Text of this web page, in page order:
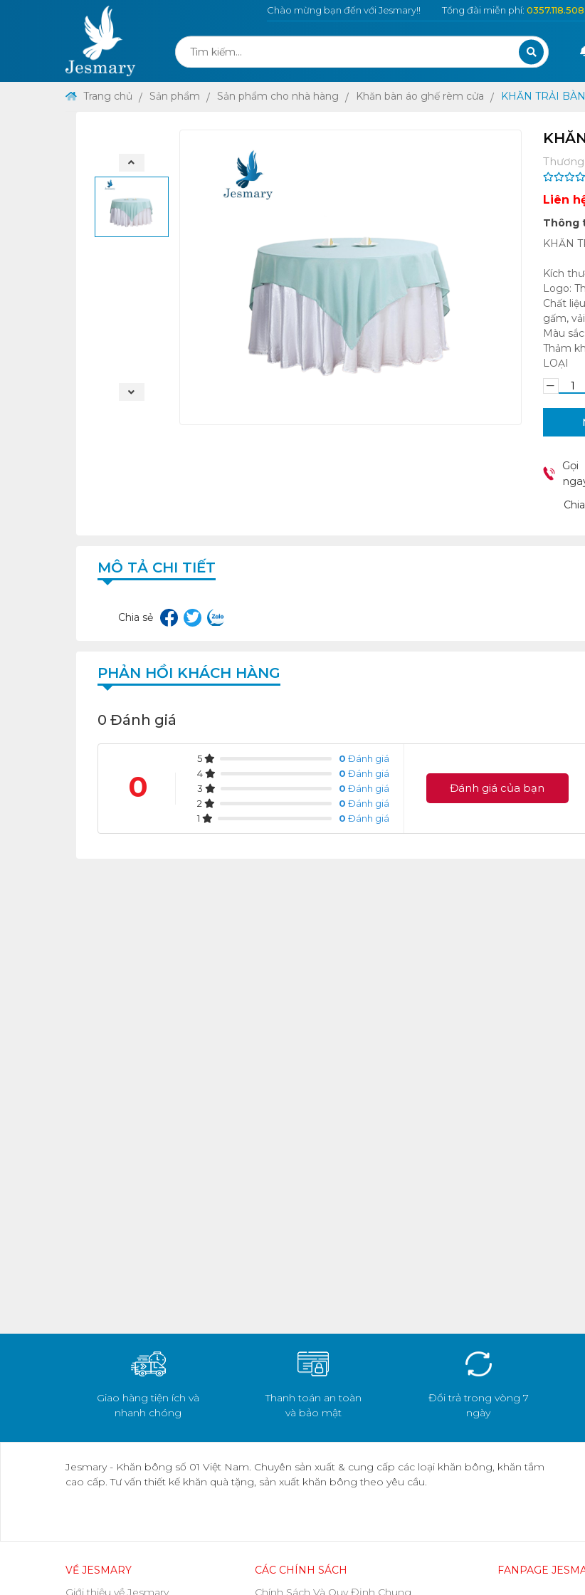
Chào mừng bạn đến với Jesmary!! Tổng đài miễn phí:
Trang chủ Sản phẩm Sản phẩm cho nhà hàng Khăn bàn áo ghế rèm cửa KHĂN TRẢI
Liên
Thông
KHĂN
Kích
Logo:
Chất
gấm,
Màu
Thảm
LOẠI
Gọi
MÔ TẢ CHI TIẾT
Chia sẻ
PHẢN HỒI KHÁCH HÀNG
0 Đánh giá
0
5 0 Đánh giá
4
0 Đánh giá
3
0 Đánh giá
2
0 Đánh giá
1
0 Đánh giá
Đánh giá của bạn
Giao hàng tiện ích và
nhanh chóng
Thanh toán an toàn
và bảo mật
Đổi trả trong vòng 7
ngày
Jesmary - Khăn bông số 01 Việt Nam. Chuyên sản xuất & cung cấp các loại khăn bông, khăn tắm
cao cấp. Tư vấn thiết kế khăn quà tặng, sản xuất khăn bông theo yêu cầu.
VỀ JESMARY
Giới thiệu về Jesmary
CÁC CHÍNH SÁCH
Chính Sách Và Quy Định Chung
FANPAGE